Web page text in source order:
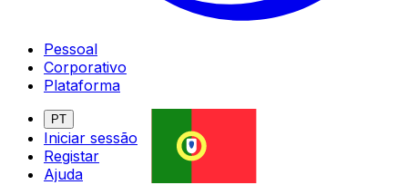
Pessoal
Corporativo
Plataforma
PT
Iniciar sessão
Registar
Ajuda